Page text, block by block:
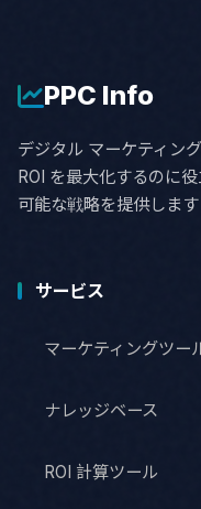
PPC Info
デジタル マーケティン
ROI を最大化するのに
可能な戦略を提供します
サービス
マーケティングツー
ナレッジベース
ROI 計算ツール